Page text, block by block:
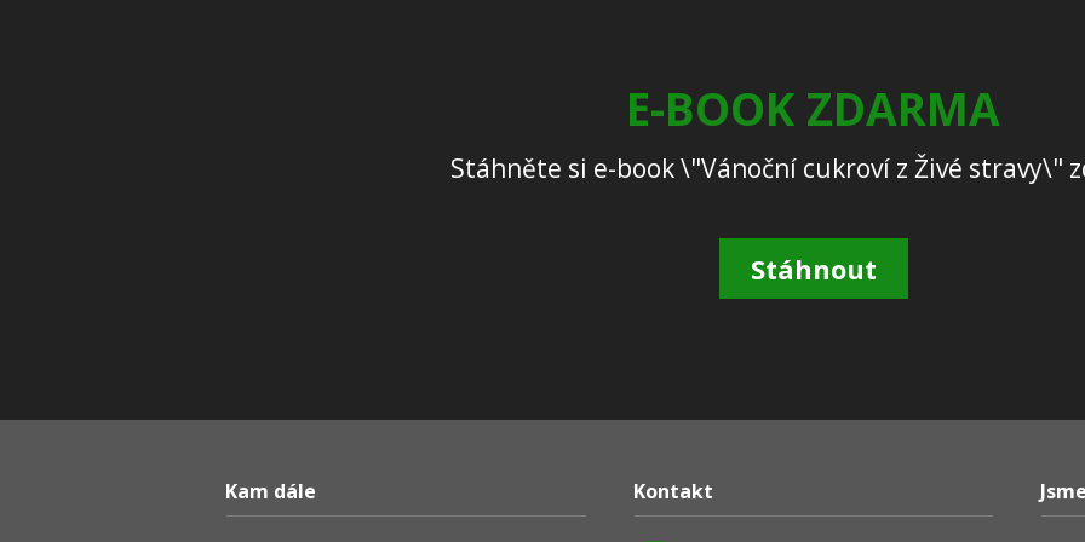
E-BOOK ZDARMA
Stáhněte si e-book \"Vánoční cukroví z Živé stravy\"
Stáhnout
Kam dále Kontakt